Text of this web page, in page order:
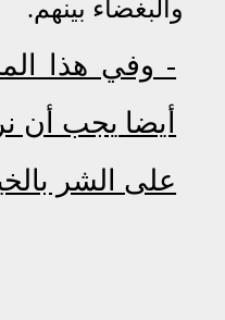
والبغضاء بينهم.
- وفي هذا
أيضا يجب أن
على الشر